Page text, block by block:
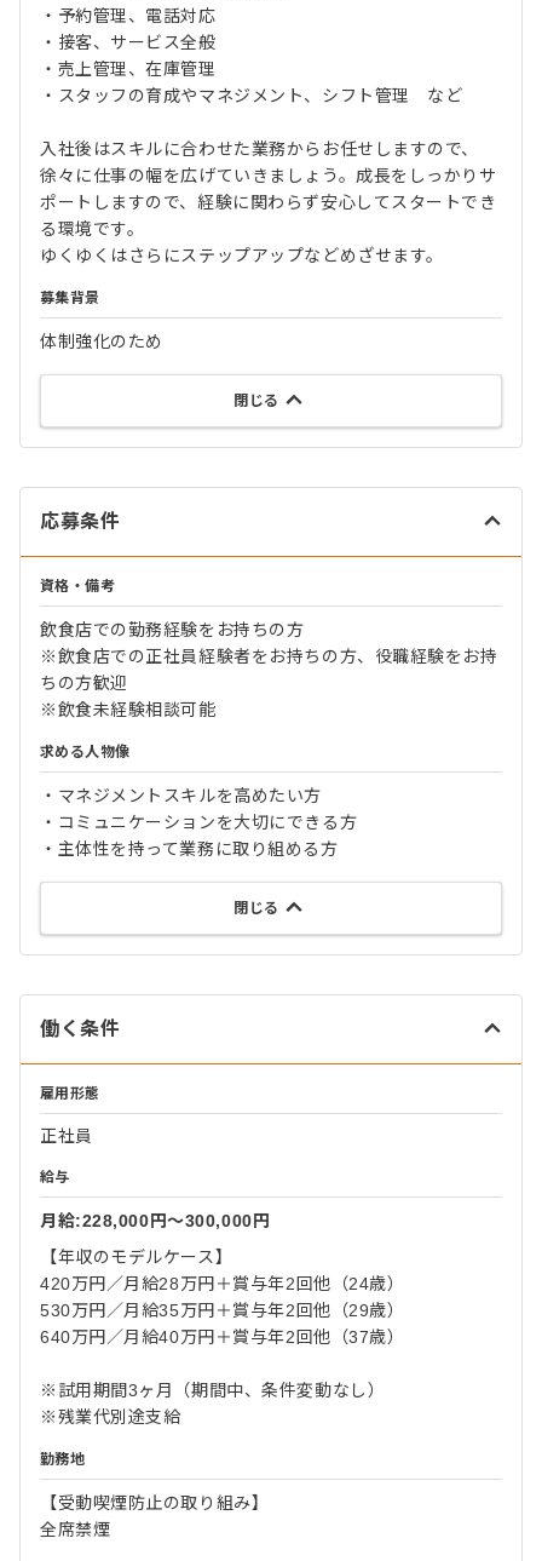
・予約管理、電話対応
・接客、サービス全般
・売上管理、在庫管理
・スタッフの育成やマネジメント、シフト管理 など
入社後はスキルに合わせた業務からお任せしますので、
徐々に仕事の幅を広げていきましょう。成長をしっかりサ
ポートしますので、経験に関わらず安心してスタートでき
る環境です。
ゆくゆくはさらにステップアップなどめざせます。
募集背景
体制強化のため
閉じる
応募条件
資格・備考
飲食店での勤務経験をお持ちの方
※飲食店での正社員経験者をお持ちの方、役職経験をお持
ちの方歓迎
※飲食未経験相談可能
求める人物像
・マネジメントスキルを高めたい方
・コミュニケーションを大切にできる方
・主体性を持って業務に取り組める方
閉じる
働く条件
雇用形態
正社員
給与
月給:228,000円〜300,000円
【年収のモデルケース】
420万円／月給28万円＋賞与年2回他（24歳）
530万円／月給35万円＋賞与年2回他（29歳）
640万円／月給40万円＋賞与年2回他（37歳）
※試用期間3ヶ月（期間中、条件変動なし）
※残業代別途支給
勤務地
【受動喫煙防止の取り組み】
全席禁煙